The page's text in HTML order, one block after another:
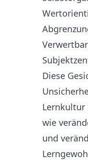
Diese
Lernkultur
wie
und